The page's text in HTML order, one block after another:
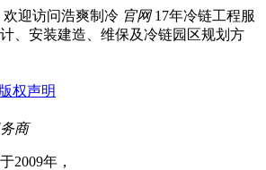
欢迎访问浩爽制冷 官网 17年冷链工程服
、安装建造、维保及冷链园区规划方
版权声明
商
2009年，